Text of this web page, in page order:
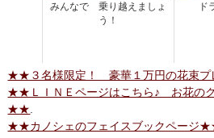
みんなで 乗り越えましょ
う！
ド
★★３名様限定！ 豪華１万円の花束
★★ＬＩＮＥページはこちら♪ お花の
★★.
★★カノシェのフェイスブックページ